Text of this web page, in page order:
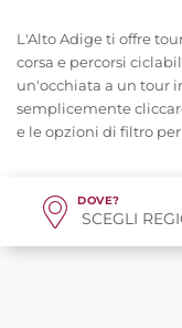
L'Alto Adige ti offre
corsa e percorsi
un'occhiata a un tour
semplicemente
e le opzioni di filtro
DOVE?